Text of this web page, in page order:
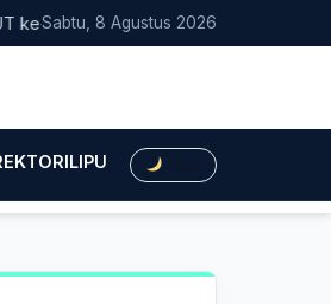
25, Partai Demokrat Bali Lakukan Aksi
Sabtu, 8 Agustus 2026
LIPUTAN HUKUMLIPUTAN